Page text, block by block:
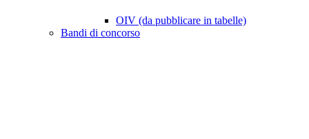
OIV (da pubblicare in tabelle)
Bandi di concorso